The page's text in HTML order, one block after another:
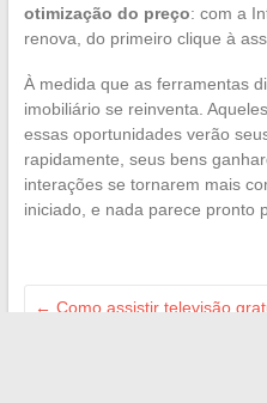
otimização do preço: com a
renova, do primeiro clique à
À medida que as ferramentas
imobiliário se reinventa.
essas oportunidades verão
rapidamente, seus bens
interações se tornarem mais
iniciado, e nada parece pronto
← Como assistir televisão